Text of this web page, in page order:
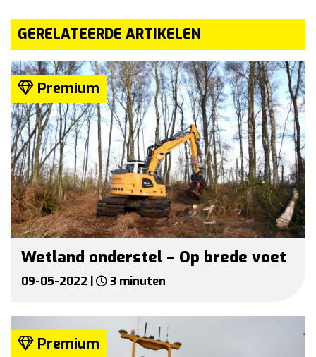
GERELATEERDE ARTIKELEN
Premium
Wetland onderstel – Op brede voet
09-05-2022 | 3 minuten
Premium